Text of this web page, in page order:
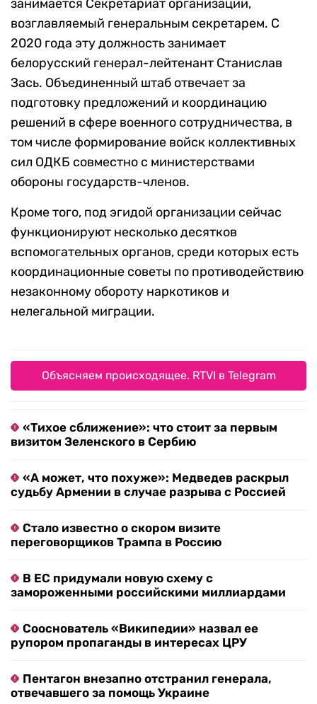
занимается Секретариат организации,
возглавляемый генеральным секретарем. С
2020 года эту должность занимает
белорусский генерал-лейтенант Станислав
Зась. Объединенный штаб отвечает за
подготовку предложений и координацию
решений в сфере военного сотрудничества, в
том числе формирование войск коллективных
сил ОДКБ совместно с министерствами
обороны государств-членов.
Кроме того, под эгидой организации сейчас
функционируют несколько десятков
вспомогательных органов, среди которых есть
координационные советы по противодействию
незаконному обороту наркотиков и
нелегальной миграции.
Объясняем происходящее. RTVI в Telegram
«Тихое сближение»: что стоит за первым
визитом Зеленского в Сербию
«А может, что похуже»: Медведев раскрыл
судьбу Армении в случае разрыва с Россией
Стало известно о скором визите
переговорщиков Трампа в Россию
В ЕС придумали новую схему с
замороженными российскими миллиардами
Сооснователь «Википедии» назвал ее
рупором пропаганды в интересах ЦРУ
Пентагон внезапно отстранил генерала,
отвечавшего за помощь Украине